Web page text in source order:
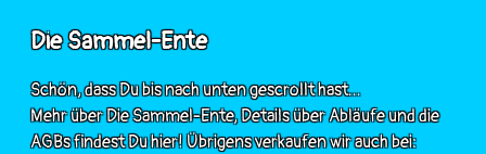
Die Sammel-Ente
Schön, dass Du bis nach unten gescrollt hast...
Mehr über Die Sammel-Ente, Details über Abläufe und die
AGBs findest Du hier! Übrigens verkaufen wir auch bei: